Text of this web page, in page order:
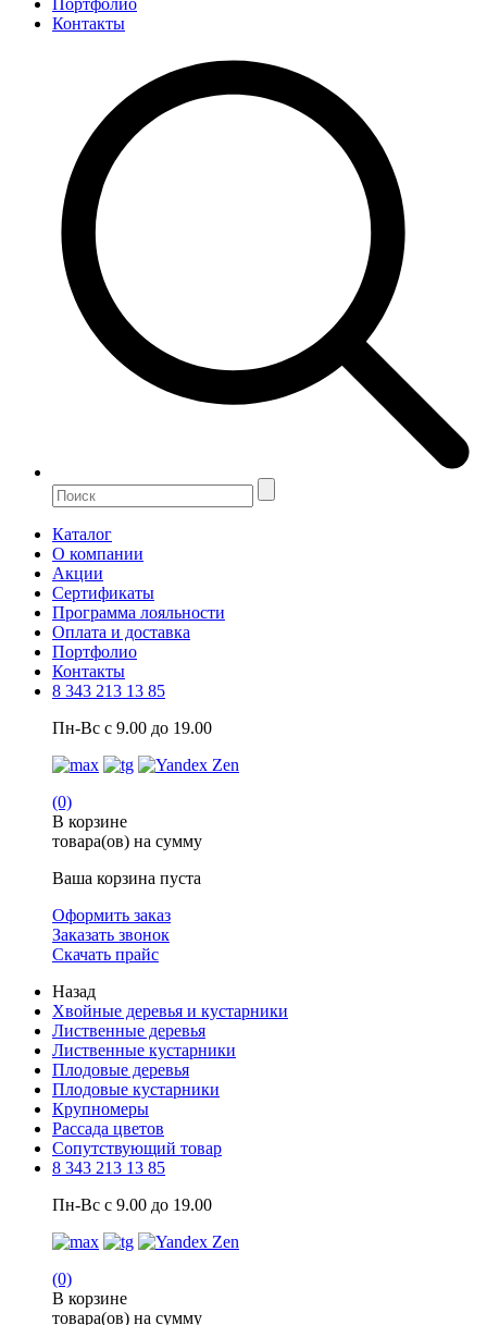
Портфолио
Контакты
Каталог
О компании
Акции
Сертификаты
Программа лояльности
Оплата и доставка
Портфолио
Контакты
8 343 213 13 85
Пн-Вс с 9.00 до 19.00
(0)
В корзине
товара(ов) на сумму
Ваша корзина пуста
Оформить заказ
Заказать звонок
Скачать прайс
Назад
Хвойные деревья и кустарники
Лиственные деревья
Лиственные кустарники
Плодовые деревья
Плодовые кустарники
Крупномеры
Рассада цветов
Сопутствующий товар
8 343 213 13 85
Пн-Вс с 9.00 до 19.00
(0)
В корзине
товара(ов) на сумму